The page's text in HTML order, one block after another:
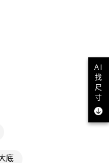
底
AI
找
尺
寸